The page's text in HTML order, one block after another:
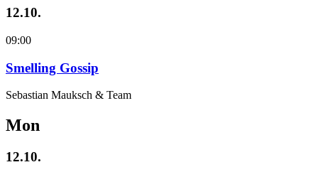
12.10.
09:00
Smelling Gossip
Sebastian Mauksch & Team
Mon
12.10.